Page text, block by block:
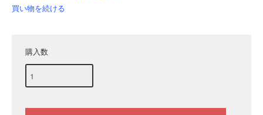
買い物を続ける
購入数